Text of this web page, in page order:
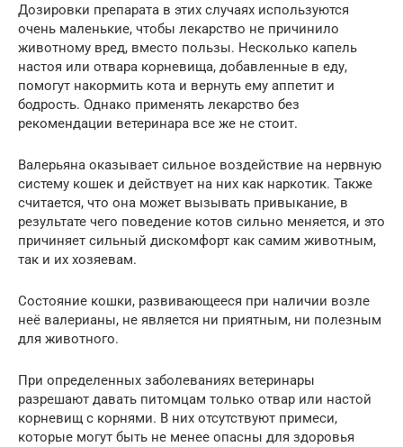
Дозировки препарата в этих случаях используются
очень маленькие, чтобы лекарство не причинило
животному вред, вместо пользы. Несколько капель
настоя или отвара корневища, добавленные в еду,
помогут накормить кота и вернуть ему аппетит и
бодрость. Однако применять лекарство без
рекомендации ветеринара все же не стоит.
Валерьяна оказывает сильное воздействие на нервную
систему кошек и действует на них как наркотик. Также
считается, что она может вызывать привыкание, в
результате чего поведение котов сильно меняется, и это
причиняет сильный дискомфорт как самим животным,
так и их хозяевам.
Состояние кошки, развивающееся при наличии возле
неё валерианы, не является ни приятным, ни полезным
для животного.
При определенных заболеваниях ветеринары
разрешают давать питомцам только отвар или настой
корневищ с корнями. В них отсутствуют примеси,
которые могут быть не менее опасны для здоровья